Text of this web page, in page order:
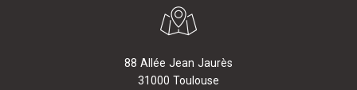
88 Allée Jean Jaurès
31000 Toulouse